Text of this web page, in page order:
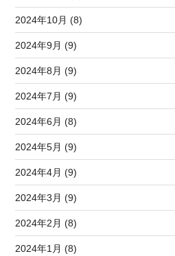
2024年10月 (8)
2024年9月 (9)
2024年8月 (9)
2024年7月 (9)
2024年6月 (8)
2024年5月 (9)
2024年4月 (9)
2024年3月 (9)
2024年2月 (8)
2024年1月 (8)